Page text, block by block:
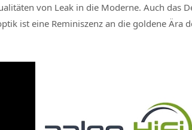
von Leak in die Moderne. Auch das
ist eine Reminiszenz an die goldene Ära